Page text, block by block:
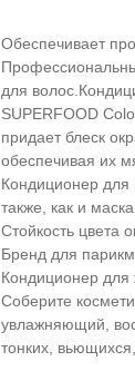
Обеспечивает
для
SUPERFOOD
придает блеск
обеспечивая их
Кондиционер для
также, как и
Стойкость цвета
Бренд для
Кондиционер
Соберите
увлажняющий,
тонких,